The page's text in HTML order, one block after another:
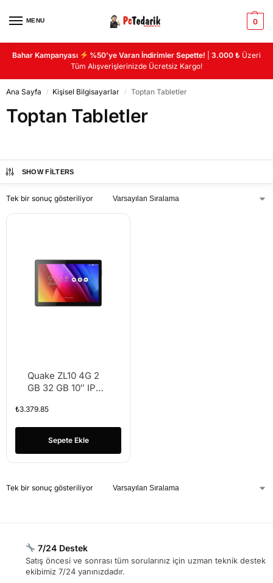
MENU 0
Bahar Kampanyası %50’ye Varan İndirimler Sepette! |3.000 ₺ Üzeri
Tüm Alışverişlerinizde Ücretsiz Kargo!
Ana Sayfa / Kişisel Bilgisayarlar / Toptan Tabletler
Toptan Tabletler
SHOW FILTERS
Tek bir sonuç gösteriliyor
Quake ZL10 4G 2
GB 32 GB 10″ IPS
6000mAH
₺3.379.85
Sepete Ekle
Tek bir sonuç gösteriliyor
7/24 Destek
Satış öncesi ve sonrası tüm sorularınız için uzman teknik destek
ekibimiz 7/24 yanınızdadır.